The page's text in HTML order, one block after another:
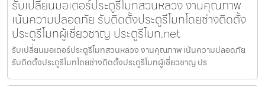
รับเปลี่ยนมอเตอร์ประตูรีโมทสวนหลวง งานคุณภาพ
เน้นความปลอดภัย รับติดตั้งประตูรีโมทโดยช่างติดตั้ง
ประตูรีโมทผู้เชี่ยวชาญ ประตูรีโมท.net
รับเปลี่ยนมอเตอร์ประตูรีโมทสวนหลวง งานคุณภาพ เน้นความปลอดภัย
รับติดตั้งประตูรีโมทโดยช่างติดตั้งประตูรีโมทผู้เชี่ยวชาญ ปร